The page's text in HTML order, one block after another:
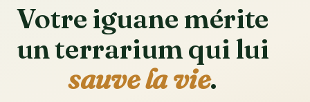
Votre iguane mérite
un terrarium qui lui
sauve la vie.